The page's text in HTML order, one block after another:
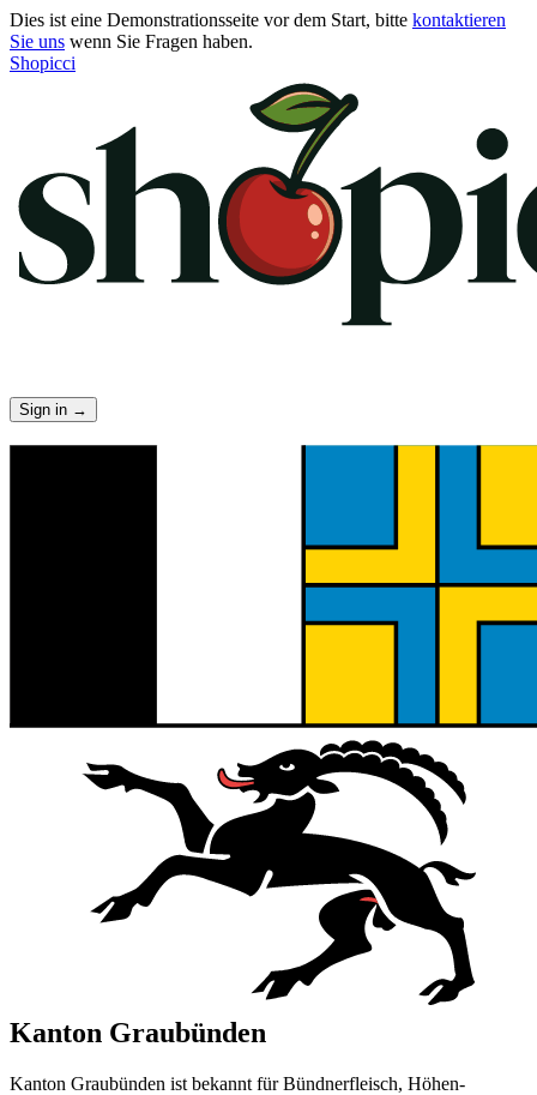
Dies ist eine Demonstrationsseite vor dem Start, bitte kontaktieren
Sie uns wenn Sie Fragen haben.
Shopicci
Sign in →
Kanton Graubünden
Kanton Graubünden ist bekannt für Bündnerfleisch, Höhen-